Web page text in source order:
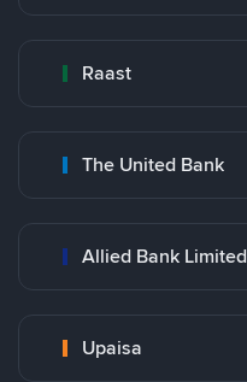
Raast
The United Bank
Allied Bank
Upaisa